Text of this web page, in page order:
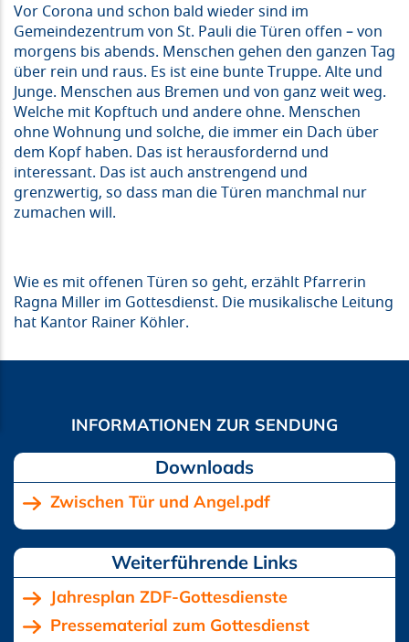
Vor Corona und schon bald wieder sind im
Gemeindezentrum von St. Pauli die Türen offen – von
morgens bis abends. Menschen gehen den ganzen Tag
über rein und raus. Es ist eine bunte Truppe. Alte und
Junge. Menschen aus Bremen und von ganz weit weg.
Welche mit Kopftuch und andere ohne. Menschen
ohne Wohnung und solche, die immer ein Dach über
dem Kopf haben. Das ist herausfordernd und
interessant. Das ist auch anstrengend und
grenzwertig, so dass man die Türen manchmal nur
zumachen will.
Wie es mit offenen Türen so geht, erzählt Pfarrerin
Ragna Miller im Gottesdienst. Die musikalische Leitung
hat Kantor Rainer Köhler.
Downloads
Zwischen Tür und Angel.pdf
Jahresplan ZDF-Gottesdienste
Pressematerial zum Gottesdienst